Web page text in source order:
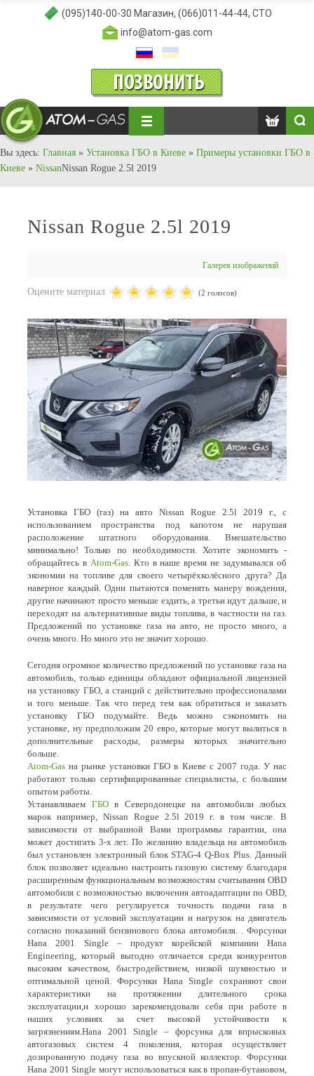
(095)140-00-30 Магазин, (066)011-44-44, СТО
info@atom-gas.com
Вы здесь: Главная » Установка ГБО в Киеве » Примеры установки ГБО в
Киеве » NissanNissan Rogue 2.5l 2019
Nissan Rogue 2.5l 2019
Галерея изображений
Оцените материал (2 голосов)
Установка ГБО (газ) на авто Nissan Rogue 2.5l 2019 г., с
использованием пространства под капотом не нарушая
расположение штатного оборудования. Вмешательство
минимально! Только по необходимости. Хотите экономить -
обращайтесь в Atom-Gas. Кто в наше время не задумывался об
экономии на топливе для своего четырёхколёсного друга? Да
наверное каждый. Одни пытаются поменять манеру вождения,
другие начинают просто меньше ездить, а третьи идут дальше, и
переходят на альтернативные виды топлива, в частности на газ.
Предложений по установке газа на авто, не просто много, а
очень много. Но много это не значит хорошо.
Сегодня огромное количество предложений по установке газа на
автомобиль, только единицы обладают официальной лицензией
на установку ГБО, а станций с действительно профессионалами
и того меньше. Так что перед тем как обратиться и заказать
установку ГБО подумайте. Ведь можно сэкономить на
установке, ну предположим 20 евро, которые могут вылиться в
дополнительные расходы, размеры которых значительно
больше.
Atom-Gas на рынке установки ГБО в Киеве с 2007 года. У нас
работают только сертифицированные специалисты, с большим
опытом работы.
Устанавливаем ГБОв Северодонецке на автомобили любых
марок например, Nissan Rogue 2.5l 2019 г. в том числе. В
зависимости от выбранной Вами программы гарантии, она
может достигать 3-х лет. По желанию владельца на автомобиль
был установлен электронный блок STAG-4 Q-Box Plus. Данный
блок позволяет идеально настроить газовую систему благодаря
расширенным функциональным возможностям считывания OBD
автомобиля с возможностью включения автоадаптации по OBD,
в результате чего регулируется точность подачи газа в
зависимости от условий эксплуатации и нагрузок на двигатель
согласно показаний бензинового блока автомобиля. . Форсунки
Hana 2001 Single – продукт корейской компании Hana
Engineering, который выгодно отличается среди конкурентов
высоким качеством, быстродействием, низкой шумностью и
оптимальной ценой. Форсунки Hana Single сохраняют свои
характеристики на протяжении длительного срока
эксплуатации,и хорошо зарекомендовали себя при работе в
наших условиях за счет высокой устойчивости к
загрязнениям.Hana 2001 Single – форсунка для впрысковых
автогазовых систем 4 поколения, которая осуществляет
дозированную подачу газа во впускной коллектор. Форсунки
Hana 2001 Single могут использоваться как в пропан-бутановом,